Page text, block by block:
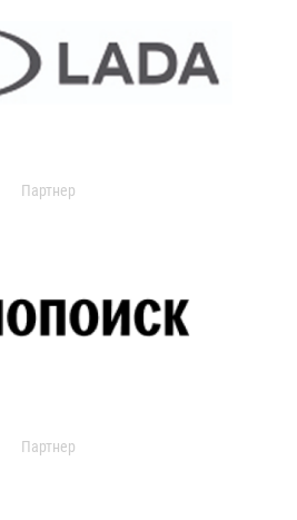
Партнер
Партнер